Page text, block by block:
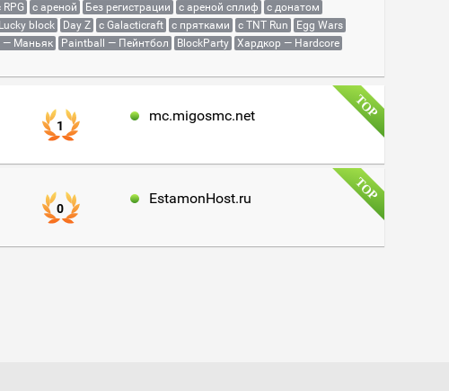
RPG с ареной Без регистрации с ареной сплиф
с донатом
block Day Z с Galacticraft с прятками с TNT Run
Egg Wars
— Маньяк Paintball — Пейнтбол BlockParty
Хардкор — Hardcore
1
mc.migosmc.net
0
EstamonHost.ru